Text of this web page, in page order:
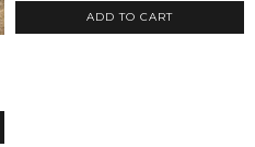
ADD TO CART